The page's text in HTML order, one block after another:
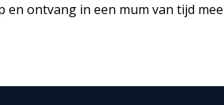
en ontvang in een mum van tijd